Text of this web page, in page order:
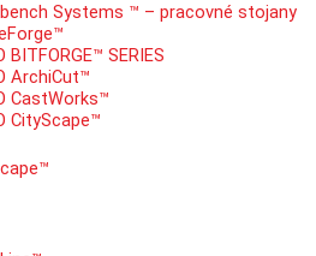
Systems ™ – pracovné stojany
BITFORGE™ SERIES
ArchiCut™
CastWorks™
CityScape™